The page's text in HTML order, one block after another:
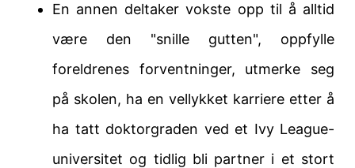
En annen deltaker vokste opp til å alltid
være den "snille gutten", oppfylle
foreldrenes forventninger, utmerke seg
på skolen, ha en vellykket karriere etter å
ha tatt doktorgraden ved et Ivy League-
universitet og tidlig bli partner i et stort